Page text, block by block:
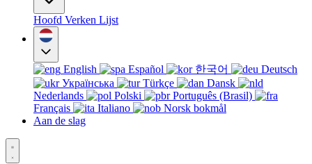
Hoofd Verken Lijst
English Español 한국어
Deutsch
Українська
Türkçe
Dansk
Nederlands
Polski
Português (Brasil)
Français
Italiano
Norsk bokmål
Aan de slag